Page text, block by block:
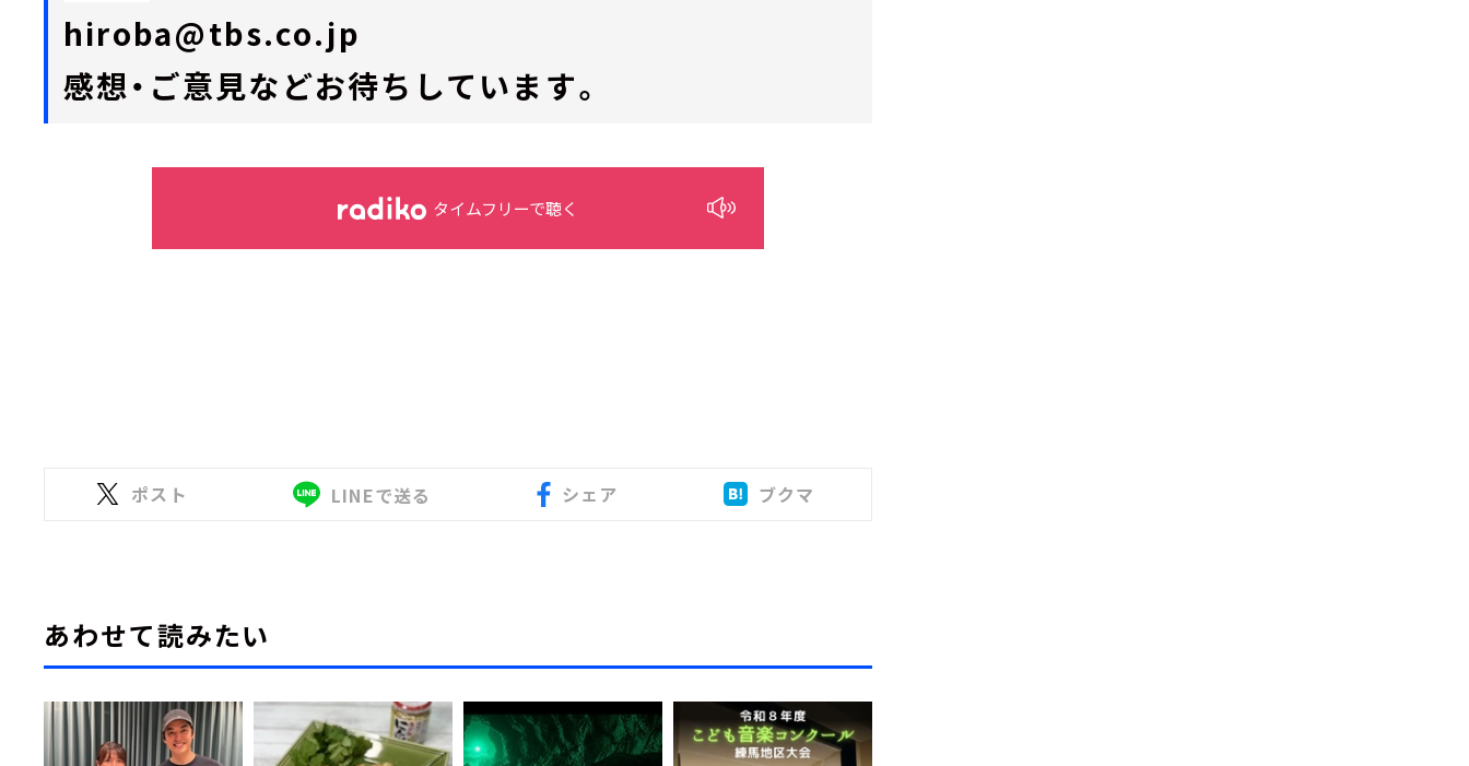
hiroba@tbs.co.jp
感想・ご意見などお待ちしています。
タイムフリーで聴く
ポスト LINEで送る シェア ブクマ
あわせて読みたい